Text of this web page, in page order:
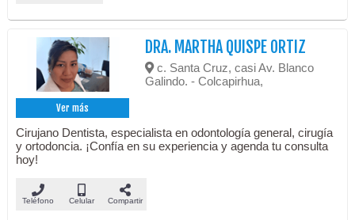
Ver más
DRA. MARTHA QUISPE ORTIZ
c. Santa Cruz, casi Av. Blanco
Galindo. - Colcapirhua,
Cirujano Dentista, especialista en odontología general, cirugía
y ortodoncia. ¡Confía en su experiencia y agenda tu consulta
hoy!
Teléfono Celular Compartir